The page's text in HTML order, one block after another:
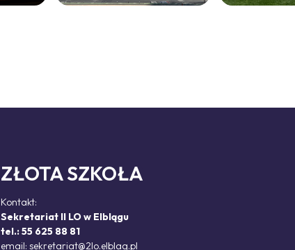
ZŁOTA SZKOŁA
Kontakt:
Sekretariat II LO w Elblągu
tel.: 55 625 88 81
email: sekretariat@2lo.elblag.pl